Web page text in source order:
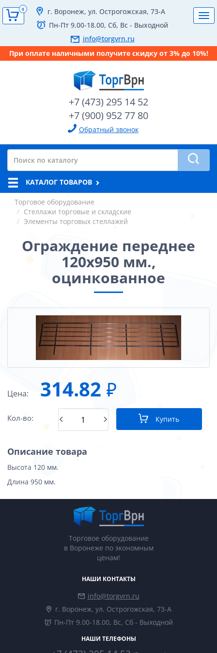
г. Воронеж, ул. Острогожская, 73-А
Пн-Пт 9.00-18.00, Сб, Вс - Выходной
info@torgvrn.ru
При оплате наличными получите скидку от 3% до 10%!
+7 (473) 295 14 52
+7 (900) 952 77 80
Обратный звонок
0
КАТАЛОГ ТОВАРОВ
Торговое оборудование
Стеллажи торговые и складские
Элементы торговых стеллажей
Ограждение переднее
120х950 мм.,
оцинкованное
Цена: 314.82 ₽
Кол-во: Купить
Описание товара
Высота 120 мм.
Длина 950 мм.
Торговое оборудование
в Воронеже по экономным
ценам!
НАШИ КОНТАКТЫ
info@torgvrn.ru
г. Воронеж, ул. Острогожская, 73-А
Пн-Пт 9.00-18.00, Вс, Сб - Выходной
НАШИ ТЕЛЕФОНЫ